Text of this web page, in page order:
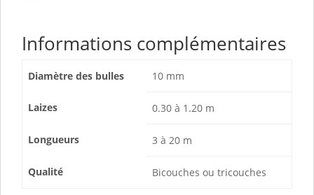
Informations complémentaires
Diamètre des bulles 10 mm
Laizes 0.30 à 1.20 m
Longueurs 3 à 20 m
Qualité Bicouches ou tricouches